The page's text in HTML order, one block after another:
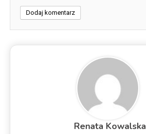
Renata Kowalska